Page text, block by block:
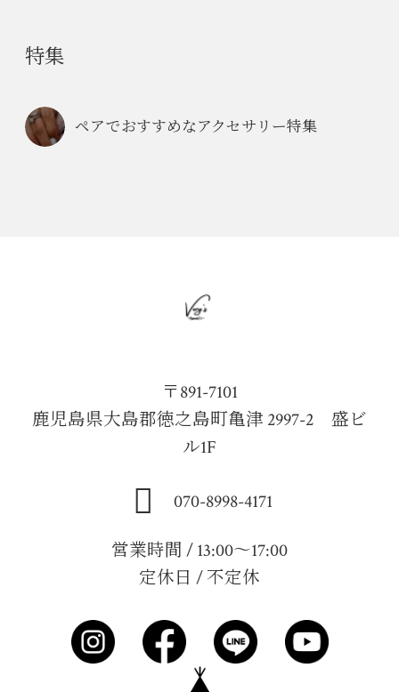
特集
ペアでおすすめなアクセサリー特集
〒891-7101
鹿児島県大島郡徳之島町亀津 2997-2 盛ビ
ル1F
070-8998-4171
営業時間 / 13:00～17:00
定休日 / 不定休